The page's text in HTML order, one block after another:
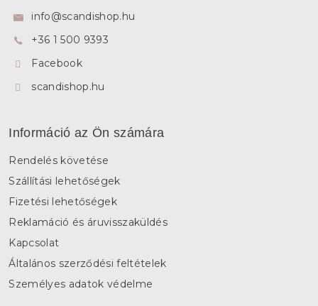
info@scandishop.hu
+36 1 500 9393
Facebook
scandishop.hu
Információ az Ön számára
Rendelés követése
Szállítási lehetőségek
Fizetési lehetőségek
Reklamáció és áruvisszaküldés
Kapcsolat
Általános szerződési feltételek
Személyes adatok védelme